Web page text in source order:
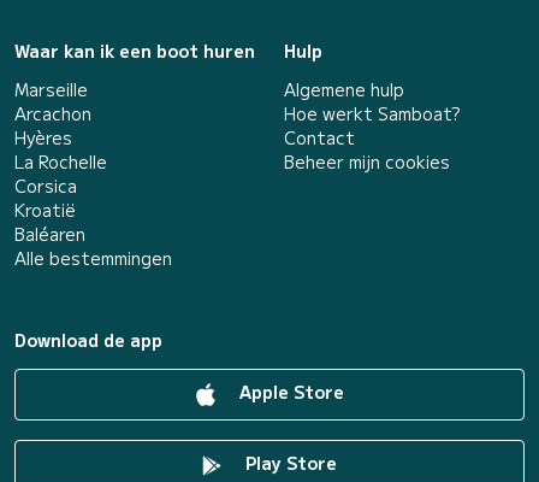
Waar kan ik een boot huren
Marseille
Arcachon
Hyères
La Rochelle
Corsica
Kroatië
Baléaren
Alle bestemmingen
Hulp
Algemene hulp
Hoe werkt Samboat?
Contact
Beheer mijn cookies
Download de app
Apple Store
Play Store